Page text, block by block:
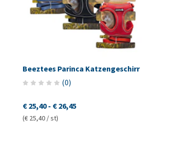
Beeztees Parinca Katzengeschirr
(0)
€ 25,40- € 26,45
(€ 25,40 / st)